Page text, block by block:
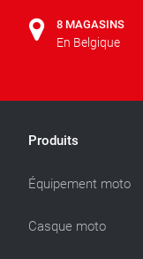
8 MAGASINS
En Belgique
Produits
Équipement moto
Casque moto